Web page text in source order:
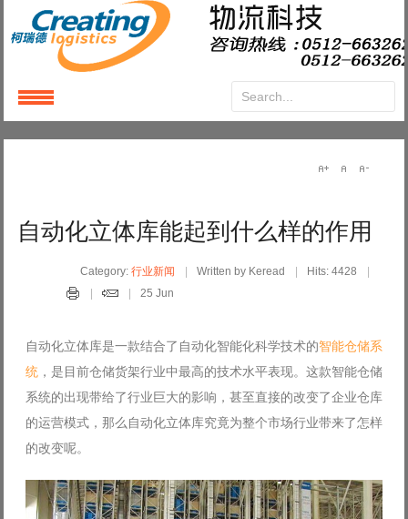
自动化立体库能起到什么样的作用
Category:行业新闻 Written by Keread
Hits: 4428
25 Jun
自动化立体库是一款结合了自动化智能化科学技术的智能仓储系
统 ，是目前仓储货架行业中最高的技术水平表现。这款智能仓储
系统的出现带给了行业巨大的影响，甚至直接的改变了企业仓库
的运营模式，那么自动化立体库究竟为整个市场行业带来了怎样
的改变呢。
LoginorRegister
Log in with Facebook
Forgot your password?